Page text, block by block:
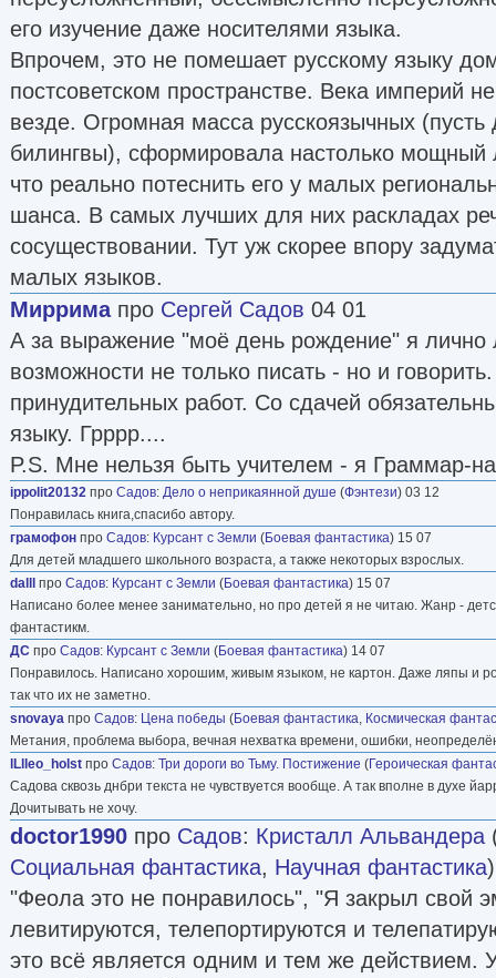
его изучение даже носителями языка.
Впрочем, это не помешает русскому языку
постсоветском пространстве. Века империй
везде. Огромная масса русскоязычных (пусть
билингвы), сформировала настолько мощный
что реально потеснить его у малых
шанса. В самых лучших для них раскладах
сосуществовании. Тут уж скорее впору
малых языков.
Мирримапро Сергей Садов 04 01
А за выражение "моё день рождение" я
возможности не только писать - но и
принудительных работ. Со сдачей
языку. Грррр....
P.S. Мне нельзя быть учителем - я Граммар-
ippolit20132 про Садов: Дело о неприкаянной душе (Фэнтези) 03 12
Понравилась книга,спасибо автору.
грамофон про Садов: Курсант с Земли (Боевая фантастика) 15 07
Для детей младшего школьного возраста, а также некоторых взрослых.
dalll про Садов: Курсант с Земли (Боевая фантастика) 15 07
Написано более менее занимательно, но про детей я не читаю. Жанр -
фантастикм.
ДС про Садов: Курсант с Земли (Боевая фантастика) 14 07
Понравилось. Написано хорошим, живым языком, не картон. Даже ляпы и
так что их не заметно.
snovaya про Садов: Цена победы (Боевая фантастика, Космическая
Метания, проблема выбора, вечная нехватка времени, ошибки,
lLlleo_holst про Садов: Три дороги во Тьму. Постижение (Героическая
Садова сквозь днбри текста не чувствуется вообще. А так вполне в духе
Дочитывать не хочу.
doctor1990 про Садов: Кристалл Альвандера
Социальная фантастика, Научная фантастика
"Феола это не понравилось", "Я закрыл свой
левитируются, телепортируются и
это всё является одним и тем же действием.